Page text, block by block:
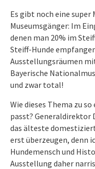
Es gibt noch eine
Museumsgänger: Im
denen man 20% im
Steiff-Hunde
Ausstellungsräumen
Bayerische
und zwar total!
Wie dieses Thema zu
passt? Generaldirektor
das älteste
erst überzeugen, denn
Hundemensch und
Ausstellung daher